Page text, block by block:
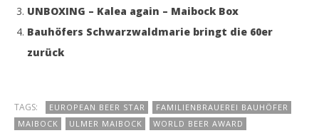
UNBOXING – Kalea again – Maibock Box
Bauhöfers Schwarzwaldmarie bringt die 60er
zurück
TAGS: EUROPEAN BEER STAR
FAMILIENBRAUEREI BAUHÖFER
MAIBOCK
ULMER MAIBOCK WORLD BEER AWARD